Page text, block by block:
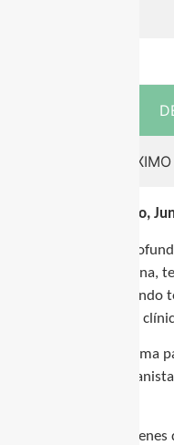
Enfoque Gestáltico,
Una formación
arquetipal junguiana,
sistémica, articulando
práctica formativa
Este programa forma
psicoterapia
Está dirigido a